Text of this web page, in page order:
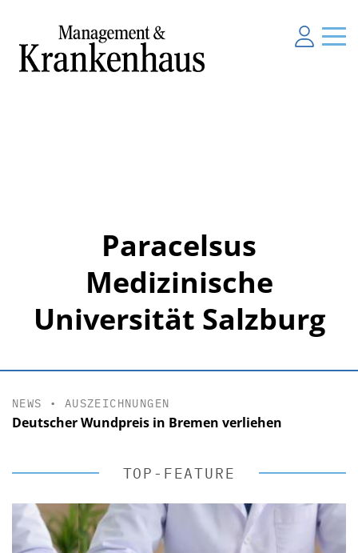
Paracelsus
Medizinische
Universität Salzburg
NEWS • AUSZEICHNUNGEN
Deutscher Wundpreis in Bremen verliehen
TOP-FEATURE